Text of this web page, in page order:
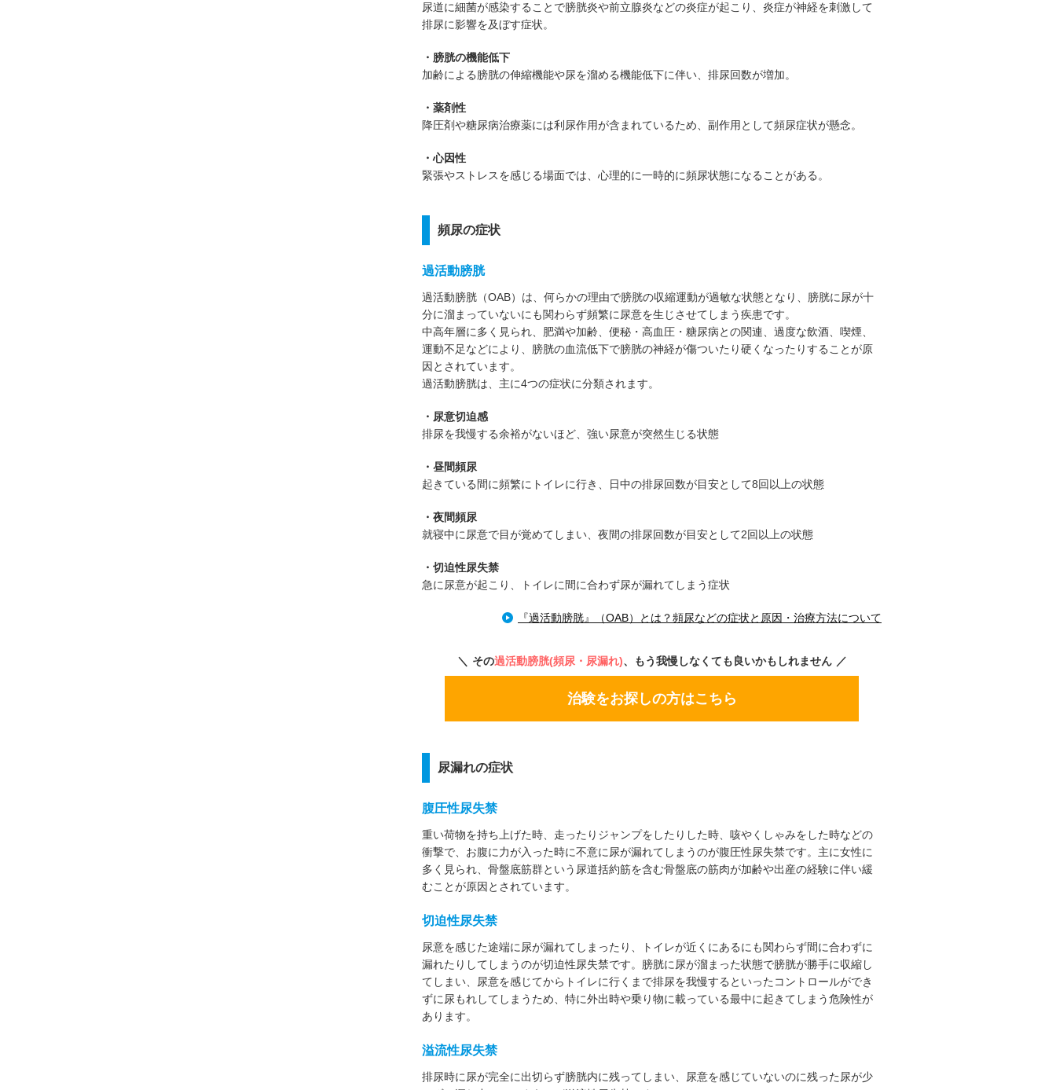
尿道に細菌が感染することで膀胱炎や前立腺炎などの炎症が起こり、炎症が神経を刺激して
排尿に影響を及ぼす症状。
・膀胱の機能低下
加齢による膀胱の伸縮機能や尿を溜める機能低下に伴い、排尿回数が増加。
・薬剤性
降圧剤や糖尿病治療薬には利尿作用が含まれているため、副作用として頻尿症状が懸念。
・心因性
緊張やストレスを感じる場面では、心理的に一時的に頻尿状態になることがある。
頻尿の症状
過活動膀胱
過活動膀胱（OAB）は、何らかの理由で膀胱の収縮運動が過敏な状態となり、膀胱に尿が十
分に溜まっていないにも関わらず頻繁に尿意を生じさせてしまう疾患です。
中高年層に多く見られ、肥満や加齢、便秘・高血圧・糖尿病との関連、過度な飲酒、喫煙、
運動不足などにより、膀胱の血流低下で膀胱の神経が傷ついたり硬くなったりすることが原
因とされています。
過活動膀胱は、主に4つの症状に分類されます。
・尿意切迫感
排尿を我慢する余裕がないほど、強い尿意が突然生じる状態
・昼間頻尿
起きている間に頻繁にトイレに行き、日中の排尿回数が目安として8回以上の状態
・夜間頻尿
就寝中に尿意で目が覚めてしまい、夜間の排尿回数が目安として2回以上の状態
・切迫性尿失禁
急に尿意が起こり、トイレに間に合わず尿が漏れてしまう症状
『過活動膀胱』（OAB）とは？頻尿などの症状と原因・治療方法について
その過活動膀胱(頻尿・尿漏れ)、もう我慢しなくても良いかもしれません
治験をお探しの方はこちら
尿漏れの症状
腹圧性尿失禁
重い荷物を持ち上げた時、走ったりジャンプをしたりした時、咳やくしゃみをした時などの
衝撃で、お腹に力が入った時に不意に尿が漏れてしまうのが腹圧性尿失禁です。主に女性に
多く見られ、骨盤底筋群という尿道括約筋を含む骨盤底の筋肉が加齢や出産の経験に伴い緩
むことが原因とされています。
切迫性尿失禁
尿意を感じた途端に尿が漏れてしまったり、トイレが近くにあるにも関わらず間に合わずに
漏れたりしてしまうのが切迫性尿失禁です。膀胱に尿が溜まった状態で膀胱が勝手に収縮し
てしまい、尿意を感じてからトイレに行くまで排尿を我慢するといったコントロールができ
ずに尿もれしてしまうため、特に外出時や乗り物に載っている最中に起きてしまう危険性が
あります。
溢流性尿失禁
排尿時に尿が完全に出切らず膀胱内に残ってしまい、尿意を感じていないのに残った尿が少